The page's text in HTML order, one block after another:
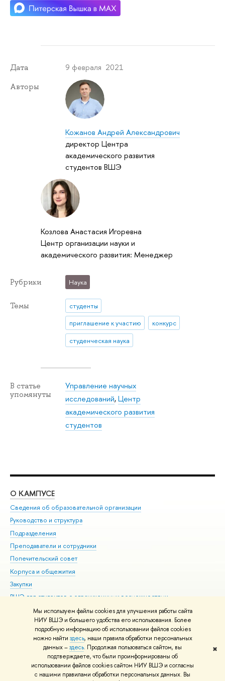
Мы используем файлы cookies для улучшения работы сайта
НИУ ВШЭ и большего удобства его использования. Более
подробную информацию об использовании файлов cookies
можно найти здесь, наши правила обработки персональных
данных –здесь. Продолжая пользоваться сайтом, вы
подтверждаете, что были проинформированы об
использовании файлов cookies сайтом НИУ ВШЭ и согласны
с нашими правилами обработки персональных данных. Вы
✖
Дата 9 февраля 2021
Авторы
Кожанов Андрей Александрович
директор Центра
академического развития
студентов ВШЭ
Козлова Анастасия Игоревна
Центр организации науки и
академического развития: Менеджер
Рубрики Наука
Темы
студенты
приглашение к участию
конкурс
студенческая наука
В статье
упомянуты
Управление научных
исследований,Центр
академического развития
студентов
О КАМПУСЕ
Сведения об образовательной организации
Руководство и структура
Подразделения
Преподаватели и сотрудники
Попечительский совет
Корпуса и общежития
Закупки
ВШЭ для студентов с ограниченными возможностями
здоровья и инвалидностью
Версия для слабовидящих
Единая платежная страница
© НИУ ВШЭ 1993–2026 Адреса и контакты Условия использования
материалов Политика конфиденциальности Карта сайта